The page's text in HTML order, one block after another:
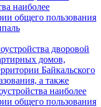
наиболее
общего пользования
дворовой
домов,
Байкальского
а также
наиболее
общего пользования